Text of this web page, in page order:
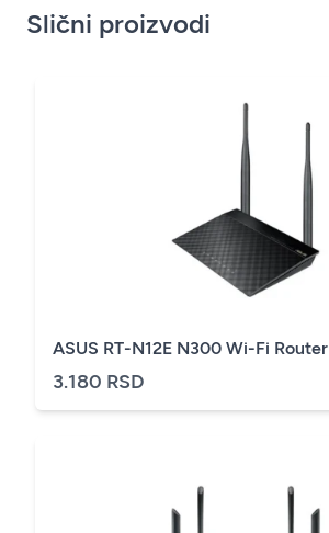
Slični proizvodi
ASUS RT-N12E N300 Wi-Fi Router
3.180 RSD